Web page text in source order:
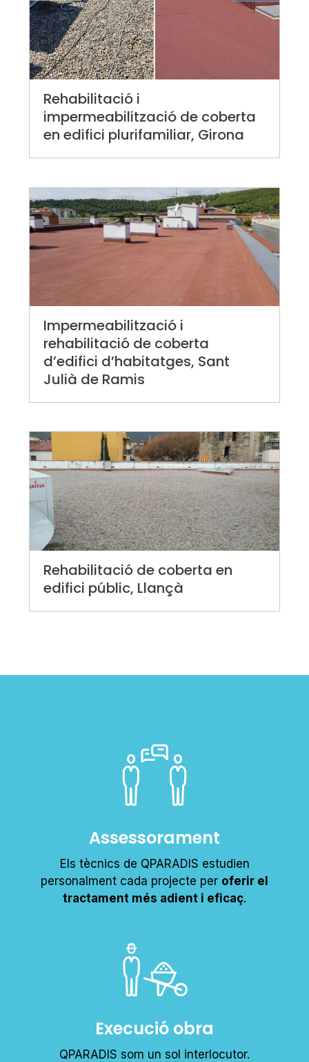
Rehabilitació i
impermeabilització de coberta
en edifici plurifamiliar, Girona
Impermeabilització i
rehabilitació de coberta
d’edifici d’habitatges, Sant
Julià de Ramis
Rehabilitació de coberta en
edifici públic, Llançà
Assessorament
Els tècnics de QPARADIS estudien
personalment cada projecte per oferir el
tractament més adient i eficaç.
Execució obra
QPARADIS som un sol interlocutor.